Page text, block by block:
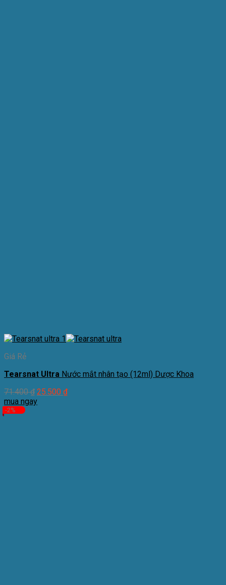
Giá Rẻ
Tearsnat Ultra Nước mắt nhân tạo (12ml) Dược Khoa
71.400₫ 25.500 ₫
mua ngay
-2%